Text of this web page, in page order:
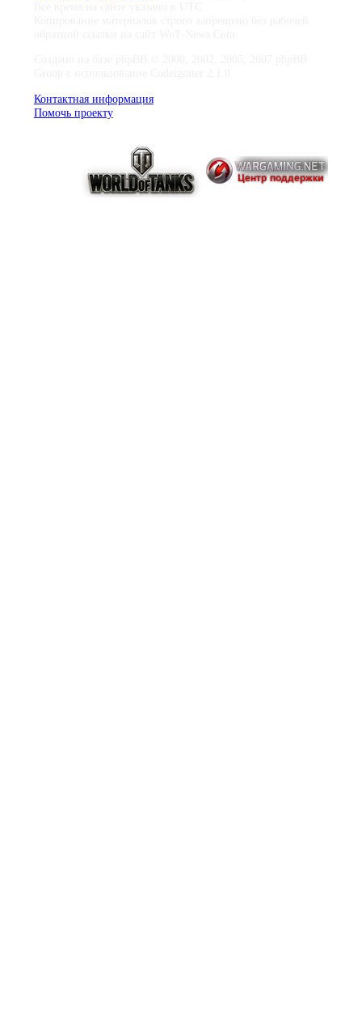
Контактная информация
Помочь проекту